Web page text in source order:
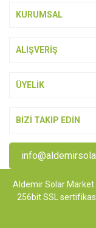
KURUMSAL
ALIŞVERİŞ
ÜYELİK
BİZİ TAKİP EDİN
Aldemir Solar Market
256bit SSL